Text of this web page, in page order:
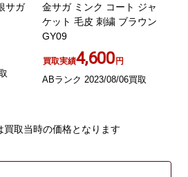
サガ
金サガ ミンク コート ジャ
ケット 毛皮 刺繍 ブラウン
GY09
買取実績4,600円
ABランク 2023/08/06買取
取当時の価格となります